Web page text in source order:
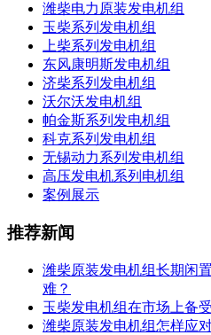
潍柴电力原装发电机组
玉柴系列发电机组
上柴系列发电机组
东风康明斯发电机组
济柴系列发电机组
沃尔沃发电机组
帕金斯系列发电机组
科克系列发电机组
无锡动力系列发电机组
高压发电机系列电机组
案例展示
推荐新闻
潍柴原装发电机组长期闲
难？
玉柴发电机组在市场上备
潍柴原装发电机组怎样应